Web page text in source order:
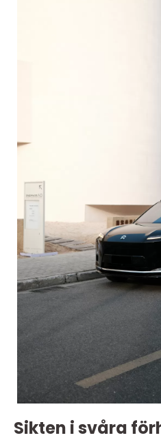
Sikten i svåra